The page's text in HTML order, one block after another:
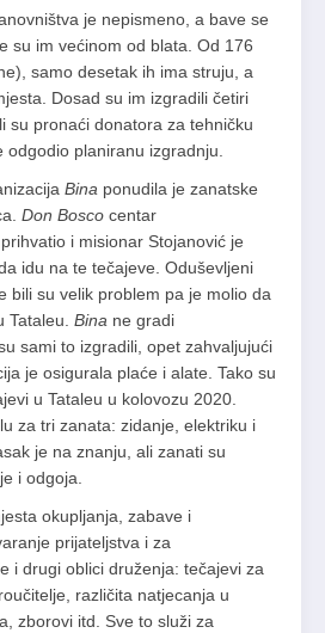
je nepismeno, a bave se
su im većinom od blata. Od 176
samo desetak ih ima struju, a
Dosad su im izgradili četiri
su pronaći donatora za tehničku
odgodio planiranu izgradnju.
Bina ponudila je zanatske
Don Bosco centar
i misionar Stojanović je
idu na te tečajeve. Oduševljeni
bili su velik problem pa je molio da
Tataleu. Bina ne gradi
sami to izgradili, opet zahvaljujući
je osigurala plaće i alate. Tako su
u Tataleu u kolovozu 2020.
za tri zanata: zidanje, elektriku i
je na znanju, ali zanati su
i odgoja.
okupljanja, zabave i
prijateljstva i za
i drugi oblici druženja: tečajevi za
različita natjecanja u
zborovi itd. Sve to služi za